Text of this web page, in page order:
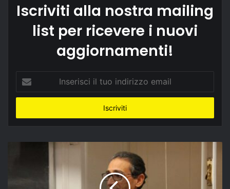
Iscriviti alla nostra mailing
list per ricevere i nuovi
aggiornamenti!
tuo
email